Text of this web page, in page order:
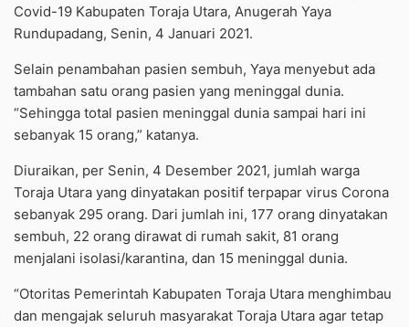
Covid-19 Kabupaten Toraja Utara, Anugerah Yaya
Rundupadang, Senin, 4 Januari 2021.
Selain penambahan pasien sembuh, Yaya menyebut ada
tambahan satu orang pasien yang meninggal dunia.
“Sehingga total pasien meninggal dunia sampai hari ini
sebanyak 15 orang,” katanya.
Diuraikan, per Senin, 4 Desember 2021, jumlah warga
Toraja Utara yang dinyatakan positif terpapar virus Corona
sebanyak 295 orang. Dari jumlah ini, 177 orang dinyatakan
sembuh, 22 orang dirawat di rumah sakit, 81 orang
menjalani isolasi/karantina, dan 15 meninggal dunia.
“Otoritas Pemerintah Kabupaten Toraja Utara menghimbau
dan mengajak seluruh masyarakat Toraja Utara agar tetap